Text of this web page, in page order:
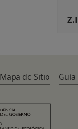
Mapa do Sitio Guía